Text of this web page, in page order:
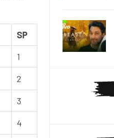
SP
1
2
3
4